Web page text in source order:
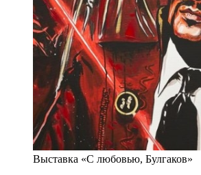
Выставка «С любовью, Булгаков»